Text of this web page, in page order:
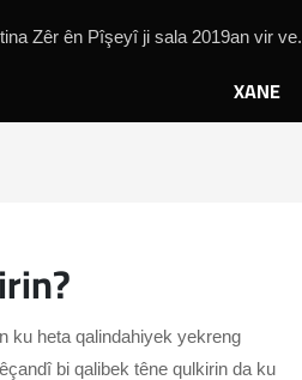
Zêr ên Pîşeyî ji sala 2019an vir ve.
XANE
ku heta qalindahiyek yekreng
bi qalibek têne qulkirin da ku